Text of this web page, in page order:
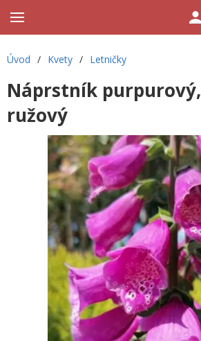
Úvod / Kvety / Letničky
Náprstník purpurový,
ružový